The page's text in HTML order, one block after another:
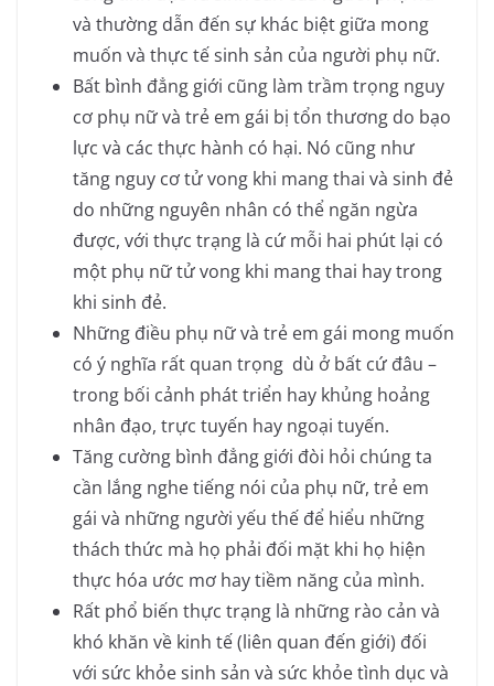
và thường dẫn đến sự khác biệt giữa mong
muốn và thực tế sinh sản của người phụ nữ.
Bất bình đẳng giới cũng làm trầm trọng nguy
cơ phụ nữ và trẻ em gái bị tổn thương do bạo
lực và các thực hành có hại. Nó cũng như
tăng nguy cơ tử vong khi mang thai và sinh đẻ
do những nguyên nhân có thể ngăn ngừa
được, với thực trạng là cứ mỗi hai phút lại có
một phụ nữ tử vong khi mang thai hay trong
khi sinh đẻ.
Những điều phụ nữ và trẻ em gái mong muốn
có ý nghĩa rất quan trọng dù ở bất cứ đâu –
trong bối cảnh phát triển hay khủng hoảng
nhân đạo, trực tuyến hay ngoại tuyến.
Tăng cường bình đẳng giới đòi hỏi chúng ta
cần lắng nghe tiếng nói của phụ nữ, trẻ em
gái và những người yếu thế để hiểu những
thách thức mà họ phải đối mặt khi họ hiện
thực hóa ước mơ hay tiềm năng của mình.
Rất phổ biến thực trạng là những rào cản và
khó khăn về kinh tế (liên quan đến giới) đối
với sức khỏe sinh sản và sức khỏe tình dục và